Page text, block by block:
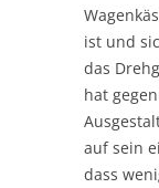
ist und
das
hat
auf sein
dass